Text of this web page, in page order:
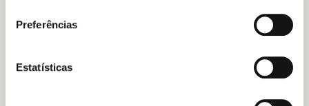
Preferências
Estatísticas